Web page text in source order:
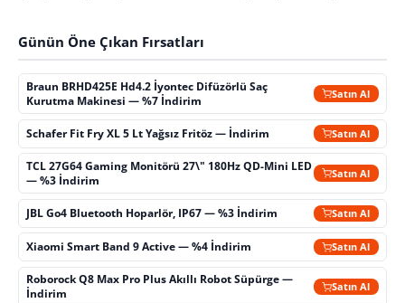
Günün Öne Çıkan Fırsatları
Braun BRHD425E Hd4.2 İyontec Difüzörlü Saç
Kurutma Makinesi — %7 İndirim
Satın Al
Schafer Fit Fry XL 5 Lt Yağsız Fritöz — İndirim Satın Al
TCL 27G64 Gaming Monitörü 27\" 180Hz QD-Mini LED
— %3 İndirim
Satın Al
JBL Go4 Bluetooth Hoparlör, IP67 — %3 İndirim Satın Al
Xiaomi Smart Band 9 Active — %4 İndirim Satın Al
Roborock Q8 Max Pro Plus Akıllı Robot Süpürge —
İndirim
Satın Al